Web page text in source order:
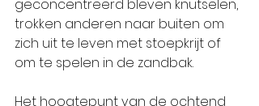
geconcentreerd bleven knutselen,
trokken anderen naar buiten om
zich uit te leven met stoepkrijt of
om te spelen in de zandbak.
Het hoogtepunt van de ochtend